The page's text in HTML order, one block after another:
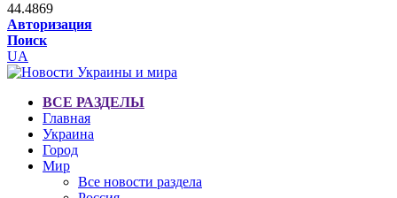
44.4869
Авторизация
Поиск
UA
ВСЕ РАЗДЕЛЫ
Главная
Украина
Город
Мир
Все новости раздела